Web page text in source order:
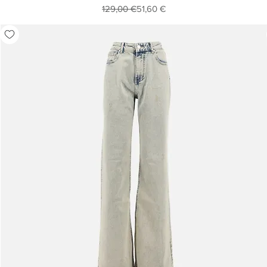
Prezzo regolare
129,00 €Prezzo scontato
51,60 €